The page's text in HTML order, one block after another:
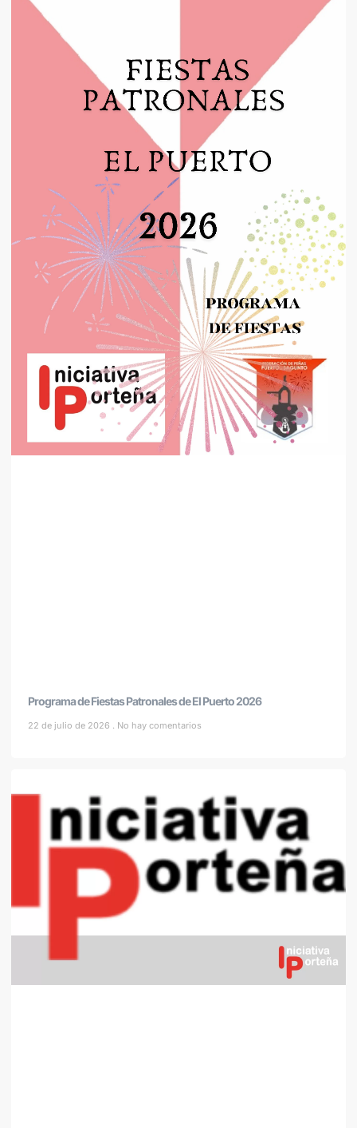
Programa de Fiestas Patronales de El Puerto 2026
22 de julio de 2026 No hay comentarios